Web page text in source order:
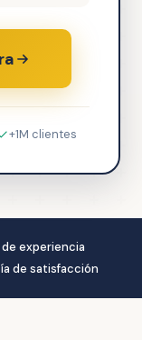
+1M clientes
experiencia
de satisfacción